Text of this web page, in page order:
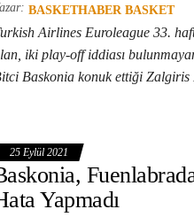
BASKETHABER BASKET
Airlines Euroleague 33.
iki play-off iddiası
Baskonia konuk ettiği Zalgiris
25 Eylül 2021
Yapmadı